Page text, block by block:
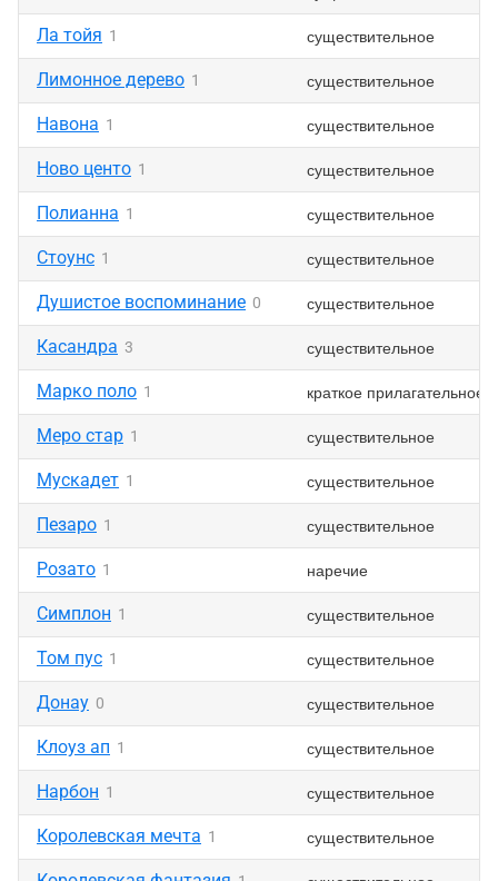
Ла тойя 1 существительное
Лимонное дерево 1 существительное
Навона 1 существительное
Ново центо 1 существительное
Полианна 1 существительное
Стоунс 1 существительное
Душистое воспоминание 0 существительное
Касандра 3 существительное
Марко поло 1 краткое прилагательное
Меро стар 1 существительное
Мускадет 1 существительное
Пезаро 1 существительное
Розато 1 наречие
Симплон 1 существительное
Том пус 1 существительное
Донау 0 существительное
Клоуз ап 1 существительное
Нарбон 1 существительное
Королевская мечта 1 существительное